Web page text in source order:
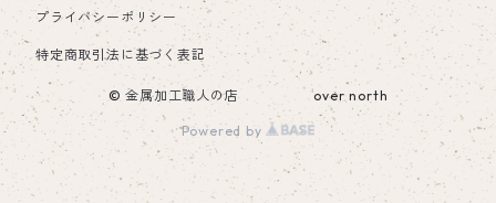
プライバシーポリシー
特定商取引法に基づく表記
© 金属加工職人の店 over north
Powered by